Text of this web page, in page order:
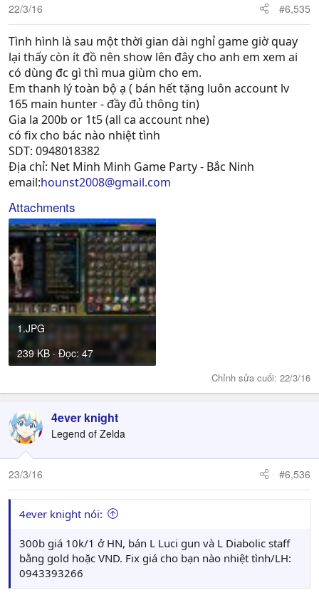
22/3/16 #6,535
Tình hình là sau một thời gian dài nghỉ game giờ quay
lại thấy còn ít đồ nên show lên đây cho anh em xem ai
có dùng đc gì thì mua giùm cho em.
Em thanh lý toàn bộ ạ ( bán hết tặng luôn account lv
165 main hunter - đầy đủ thông tin)
Gia la 200b or 1t5 (all ca account nhe)
có fix cho bác nào nhiệt tình
SDT: 0948018382
Địa chỉ: Net Minh Minh Game Party - Bắc Ninh
email:hounst2008@gmail.com
Attachments
1.JPG
239 KB · Đọc: 47
Chỉnh sửa cuối: 22/3/16
4ever knight
Legend of Zelda
23/3/16 #6,536
4ever knight nói:
300b giá 10k/1 ở HN, bán L Luci gun và L Diabolic staff
bằng gold hoặc VND. Fix giá cho bạn nào nhiệt tình/LH:
0943393266